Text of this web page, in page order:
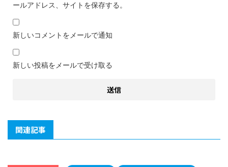
ールアドレス、サイトを保存する。
新しいコメントをメールで通知
新しい投稿をメールで受け取る
関連記事